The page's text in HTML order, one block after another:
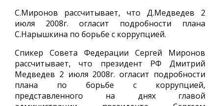
С.Миронов рассчитывает, что Д.Медведев 2
июля 2008г. огласит подробности плана
С.Нарышкина по борьбе с коррупцией.
Спикер Совета Федерации Сергей Миронов
рассчитывает, что президент РФ Дмитрий
Медведев 2 июля 2008г. огласит подробности
плана по борьбе с коррупцией,
представленного на днях главой